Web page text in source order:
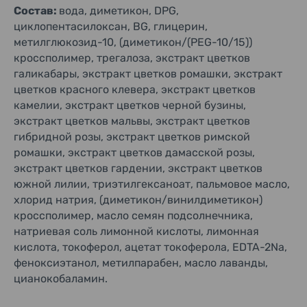
Состав: вода, диметикон, DPG,
циклопентасилоксан, BG, глицерин,
метилглюкозид-10, (диметикон/(PEG-10/15))
кроссполимер, трегалоза, экстракт цветков
галикабары, экстракт цветков ромашки, экстракт
цветков красного клевера, экстракт цветков
камелии, экстракт цветков черной бузины,
экстракт цветков мальвы, экстракт цветков
гибридной розы, экстракт цветков римской
ромашки, экстракт цветков дамасской розы,
экстракт цветков гардении, экстракт цветков
южной лилии, триэтилгексаноат, пальмовое масло,
хлорид натрия, (диметикон/винилдиметикон)
кроссполимер, масло семян подсолнечника,
натриевая соль лимонной кислоты, лимонная
кислота, токоферол, ацетат токоферола, EDTA-2Na,
феноксиэтанол, метилпарабен, масло лаванды,
цианокобаламин.